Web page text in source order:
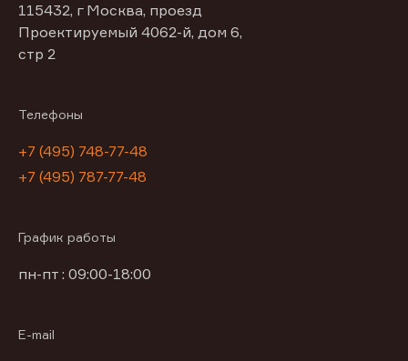
115432, г Москва, проезд
Проектируемый 4062-й, дом 6,
стр 2
Телефоны
+7 (495) 748-77-48
+7 (495) 787-77-48
График работы
пн-пт : 09:00-18:00
E-mail